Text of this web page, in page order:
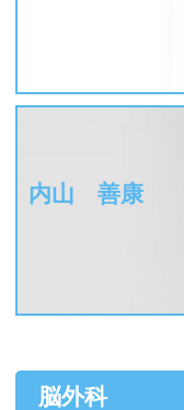
内山 善康
脳外科